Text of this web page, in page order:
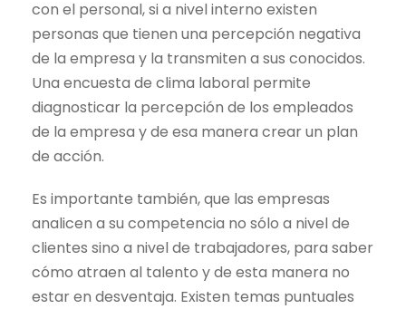
con el personal, si a nivel interno existen
personas que tienen una percepción negativa
de la empresa y la transmiten a sus conocidos.
Una encuesta de clima laboral permite
diagnosticar la percepción de los empleados
de la empresa y de esa manera crear un plan
de acción.
Es importante también, que las empresas
analicen a su competencia no sólo a nivel de
clientes sino a nivel de trabajadores, para saber
cómo atraen al talento y de esta manera no
estar en desventaja. Existen temas puntuales